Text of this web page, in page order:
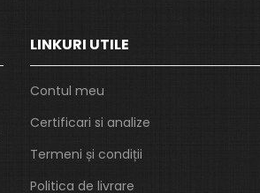
LINKURI UTILE
Contul meu
Certificari si analize
Termeni și condiții
Politica de livrare